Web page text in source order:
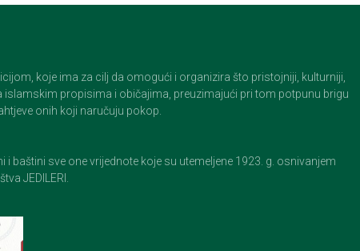
koje ima za cilj da omogući i organizira što pristojniji, kulturniji,
propisima i običajima, preuzimajući pri tom potpunu brigu
onih koji naručuju pokop.
baštini sve one vrijednote koje su utemeljene 1923. g. osnivanjem
JEDILERI.